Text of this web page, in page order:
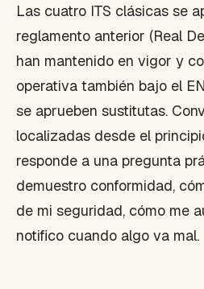
Las cuatro ITS clásicas se
reglamento anterior (Real
han mantenido en vigor y
operativa también bajo el
se aprueben sustitutas.
localizadas desde el
responde a una pregunta
demuestro conformidad,
de mi seguridad, cómo me
notifico cuando algo va mal.